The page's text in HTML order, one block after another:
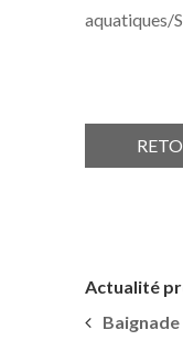
aquatiques/
Actualité